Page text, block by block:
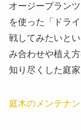
オージープラン
を使った「ドラ
戦してみたいと
み合わせや植え
知り尽くした庭
庭木のメンテナ